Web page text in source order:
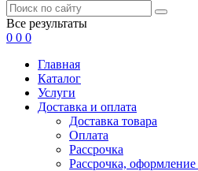
Все результаты
0 0 0
Главная
Каталог
Услуги
Доставка и оплата
Доставка товара
Оплата
Рассрочка
Рассрочка,